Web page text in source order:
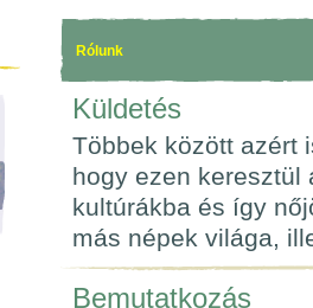
Rólunk
Küldetés
Többek között azért
hogy ezen keresztül
kultúrákba és így
más népek világa,
Bemutatkozás